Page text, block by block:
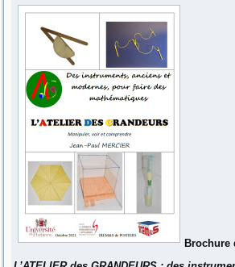
Brochure